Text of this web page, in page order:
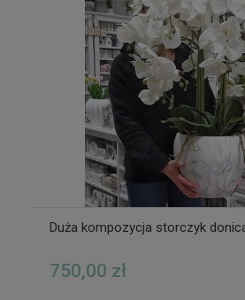
Duża kompozycja storczyk
750,00 zł